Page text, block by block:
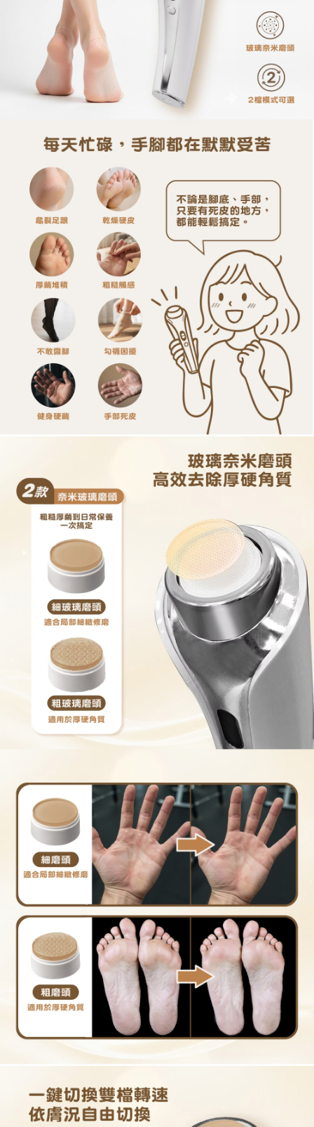
２．關於個人資料處理事宜，請瀏覽以下網址：
https://aftee.tw/terms/#terms3
３．未成年的使用者請事先徵得法定代理人或監護人之同意方可使用
「AFTEE先享後付」，若未經同意申辦者引起之損失，本公司不負相關責
４．使用「AFTEE先享後付」時，將依據個別帳號之用戶狀況，依本公司即
時審查核予不同之上限額度；若仍有額度不足之情形，本公司將視審查結果
請求用戶進行身份認證。
５．嚴禁一人註冊多個帳號或使用他人資訊註冊。若發現惡意使用之情形，